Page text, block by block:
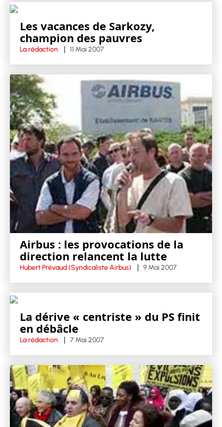
Les vacances de Sarkozy,
champion des pauvres
La rédaction 11 Mai 2007
Airbus : les provocations de la
direction relancent la lutte
Hubert Prévaud (Syndicaliste Airbus) 9 Mai 2007
La dérive « centriste » du PS finit
en débâcle
La rédaction 7 Mai 2007